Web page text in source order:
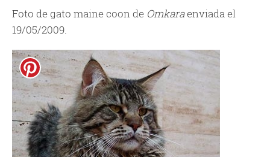
Foto de gato maine coon de Omkaraenviada el
19/05/2009.